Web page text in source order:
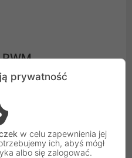
na 0% cyklu pracy
kontroler wentylatora PWM,
nadaje się do
chłodzeniem,
wentylatory, a tym
prywatność
w celu zapewnienia jej
ich, abyś mógł
albo się zalogować.